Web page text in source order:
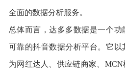
全面的数据分析服务。
总体而言，达多多数据是一个
可靠的抖音数据分析平台。它以
为网红达人、供应链商家、